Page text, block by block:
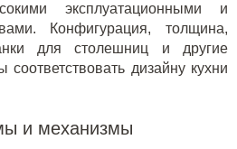
эксплуатационными и
Конфигурация, толщина,
для столешниц и другие
дизайну кухни
и механизмы